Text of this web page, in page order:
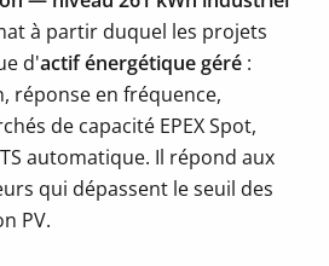
à partir duquel les projets
d'actif énergétique géré :
réponse en fréquence,
de capacité EPEX Spot,
automatique. Il répond aux
qui dépassent le seuil des
PV.